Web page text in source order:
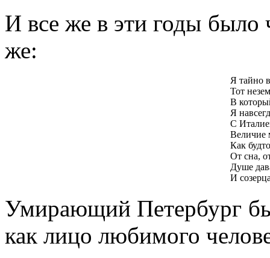
И все же в эти годы было
же:
Я тайно
Тот
В
Я
С
Величие
Как
От сна,
Душе
И
Умирающий Петербург
как лицо любимого